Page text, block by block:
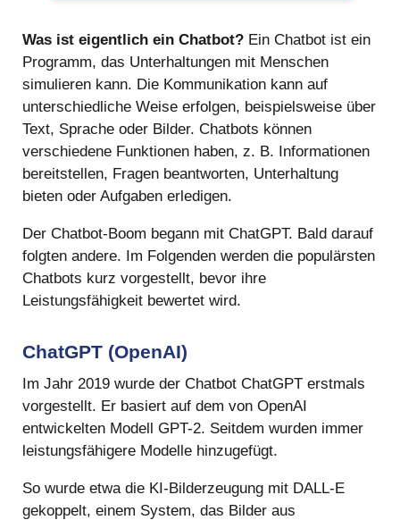
Was ist eigentlich ein Chatbot? Ein Chatbot ist ein
Programm, das Unterhaltungen mit Menschen
simulieren kann. Die Kommunikation kann auf
unterschiedliche Weise erfolgen, beispielsweise über
Text, Sprache oder Bilder. Chatbots können
verschiedene Funktionen haben, z. B. Informationen
bereitstellen, Fragen beantworten, Unterhaltung
bieten oder Aufgaben erledigen.
Der Chatbot-Boom begann mit ChatGPT. Bald darauf
folgten andere. Im Folgenden werden die populärsten
Chatbots kurz vorgestellt, bevor ihre
Leistungsfähigkeit bewertet wird.
ChatGPT (OpenAI)
Im Jahr 2019 wurde der Chatbot ChatGPT erstmals
vorgestellt. Er basiert auf dem von OpenAI
entwickelten Modell GPT-2. Seitdem wurden immer
leistungsfähigere Modelle hinzugefügt.
So wurde etwa die KI-Bilderzeugung mit DALL-E
gekoppelt, einem System, das Bilder aus